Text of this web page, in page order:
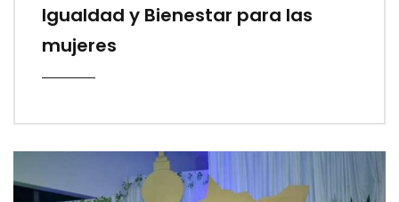
Igualdad y Bienestar para las
mujeres